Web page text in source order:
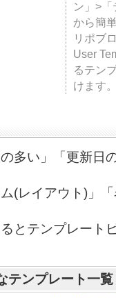
ン」>
から簡
リポブ
User
るテン
けます
多い」「更新日
(レイアウト)」
とテンプレート
テンプレート一覧